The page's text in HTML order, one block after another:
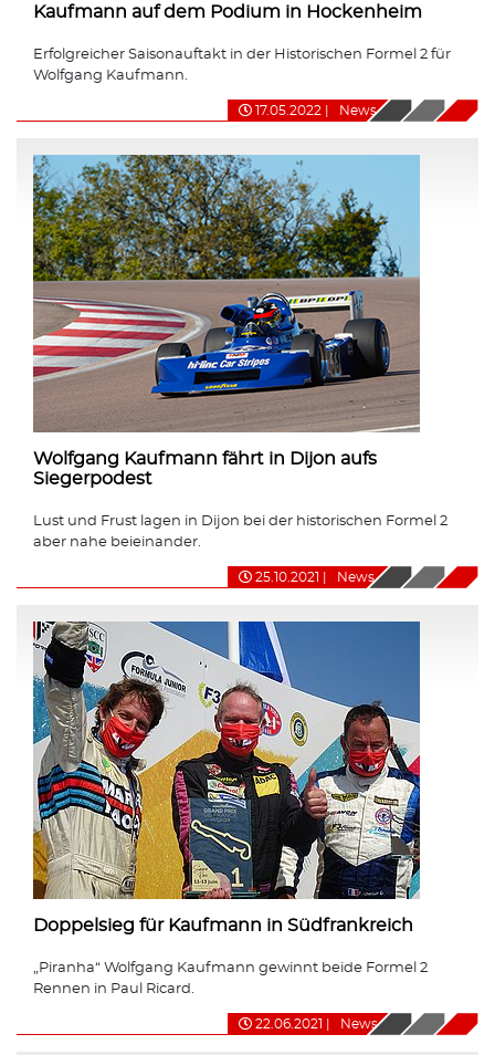
Kaufmann auf dem Podium in Hockenheim
Erfolgreicher Saisonauftakt in der Historischen Formel 2 für
Wolfgang Kaufmann.
17.05.2022 News
Wolfgang Kaufmann fährt in Dijon aufs
Siegerpodest
Lust und Frust lagen in Dijon bei der historischen Formel 2
aber nahe beieinander.
25.10.2021 News
Doppelsieg für Kaufmann in Südfrankreich
„Piranha“ Wolfgang Kaufmann gewinnt beide Formel 2
Rennen in Paul Ricard.
22.06.2021 News